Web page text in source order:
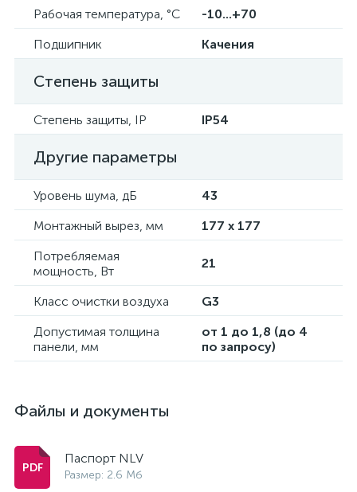
Рабочая температура, °C
-10...+70
Подшипник
Качения
Степень защиты
Степень защиты, IP IP54
Другие параметры
Уровень шума, дБ
43
Монтажный вырез, мм
177 x 177
Потребляемая
мощность, Вт
21
Класс очистки воздуха
G3
Допустимая толщина
панели, мм
от 1 до 1,8 (до 4
по запросу)
Файлы и документы
Паспорт NLV
Размер: 2.6 Мб